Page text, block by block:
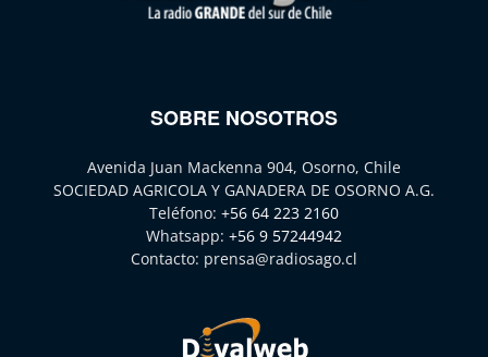
SOBRE NOSOTROS
Avenida Juan Mackenna 904, Osorno, Chile
SOCIEDAD AGRICOLA Y GANADERA DE OSORNO A.G.
Teléfono: +56 64 223 2160
Whatsapp: +56 9 57244942
Contacto: prensa@radiosago.cl